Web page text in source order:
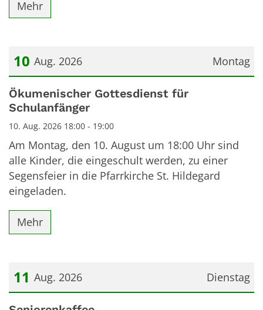
Mehr
Montag
10 Aug. 2026
Datum: 10. August 2026
Ökumenischer Gottesdienst für
Schulanfänger
10. Aug. 2026 18:00 - 19:00
Am Montag, den 10. August um 18:00 Uhr sind
alle Kinder, die eingeschult werden, zu einer
Segensfeier in die Pfarrkirche St. Hildegard
eingeladen.
Mehr
Dienstag
11 Aug. 2026
Datum: 11. August 2026